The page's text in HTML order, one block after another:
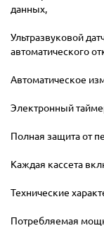
данных,
Ультразвуковой
автоматического
Автоматическое
Электронный
Полная защита от
Каждая кассета
Технические
Потребляемая